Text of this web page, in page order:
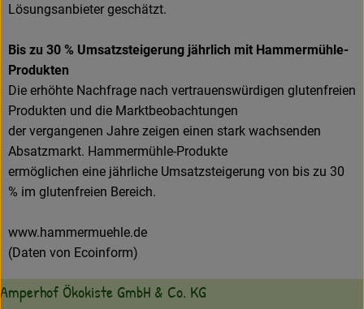
Lösungsanbieter geschätzt.
Bis zu 30 % Umsatzsteigerung jährlich mit Hammermühle-
Produkten
Die erhöhte Nachfrage nach vertrauenswürdigen glutenfreien
Produkten und die Marktbeobachtungen
der vergangenen Jahre zeigen einen stark wachsenden
Absatzmarkt. Hammermühle-Produkte
ermöglichen eine jährliche Umsatzsteigerung von bis zu 30
% im glutenfreien Bereich.
www.hammermuehle.de
(Daten von Ecoinform)
Amperhof Ökokiste GmbH & Co. KG